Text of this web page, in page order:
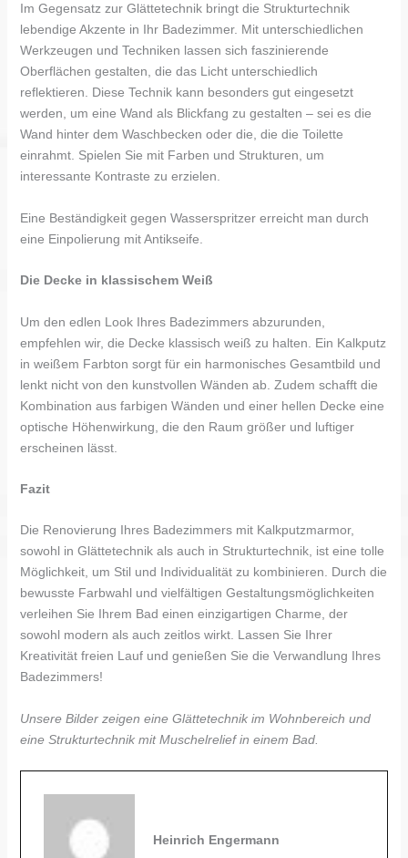
Im Gegensatz zur Glättetechnik bringt die Strukturtechnik
lebendige Akzente in Ihr Badezimmer. Mit unterschiedlichen
Werkzeugen und Techniken lassen sich faszinierende
Oberflächen gestalten, die das Licht unterschiedlich
reflektieren. Diese Technik kann besonders gut eingesetzt
werden, um eine Wand als Blickfang zu gestalten – sei es die
Wand hinter dem Waschbecken oder die, die die Toilette
einrahmt. Spielen Sie mit Farben und Strukturen, um
interessante Kontraste zu erzielen.
Eine Beständigkeit gegen Wasserspritzer erreicht man durch
eine Einpolierung mit Antikseife.
Die Decke in klassischem Weiß
Um den edlen Look Ihres Badezimmers abzurunden,
empfehlen wir, die Decke klassisch weiß zu halten. Ein Kalkputz
in weißem Farbton sorgt für ein harmonisches Gesamtbild und
lenkt nicht von den kunstvollen Wänden ab. Zudem schafft die
Kombination aus farbigen Wänden und einer hellen Decke eine
optische Höhenwirkung, die den Raum größer und luftiger
erscheinen lässt.
Fazit
Die Renovierung Ihres Badezimmers mit Kalkputzmarmor,
sowohl in Glättetechnik als auch in Strukturtechnik, ist eine tolle
Möglichkeit, um Stil und Individualität zu kombinieren. Durch die
bewusste Farbwahl und vielfältigen Gestaltungsmöglichkeiten
verleihen Sie Ihrem Bad einen einzigartigen Charme, der
sowohl modern als auch zeitlos wirkt. Lassen Sie Ihrer
Kreativität freien Lauf und genießen Sie die Verwandlung Ihres
Badezimmers!
Unsere Bilder zeigen eine Glättetechnik im Wohnbereich und
eine Strukturtechnik mit Muschelrelief in einem Bad.
Heinrich Engermann